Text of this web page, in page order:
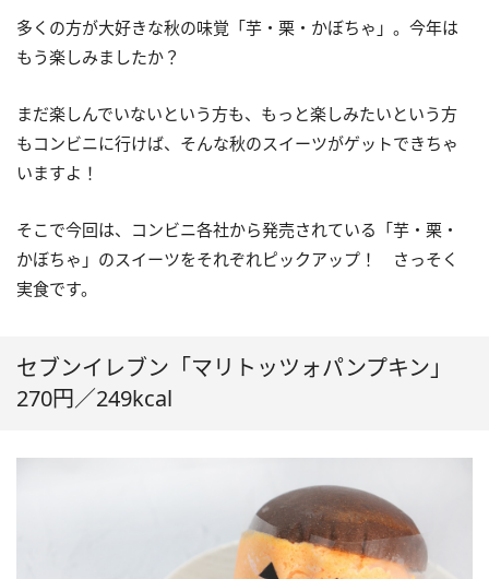
多くの方が大好きな秋の味覚「芋・栗・かぼちゃ」。今年は
もう楽しみましたか？
まだ楽しんでいないという方も、もっと楽しみたいという方
もコンビニに行けば、そんな秋のスイーツがゲットできちゃ
いますよ！
そこで今回は、コンビニ各社から発売されている「芋・栗・
かぼちゃ」のスイーツをそれぞれピックアップ！ さっそく
実食です。
セブンイレブン「マリトッツォパンプキン」
270円／249kcal